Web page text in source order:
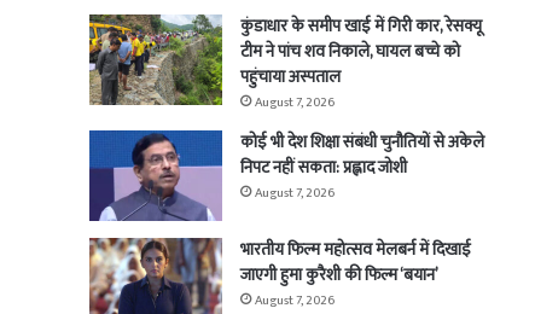
कुंडाधार के समीप खाई में गिरी कार, रेसक्यू
टीम ने पांच शव निकाले, घायल बच्चे को
पहुंचाया अस्पताल
August 7, 2026
कोई भी देश शिक्षा संबंधी चुनौतियों से अकेले
निपट नहीं सकता: प्रह्लाद जोशी
August 7, 2026
भारतीय फिल्म महोत्सव मेलबर्न में दिखाई
जाएगी हुमा कुरैशी की फिल्म ‘बयान’
August 7, 2026